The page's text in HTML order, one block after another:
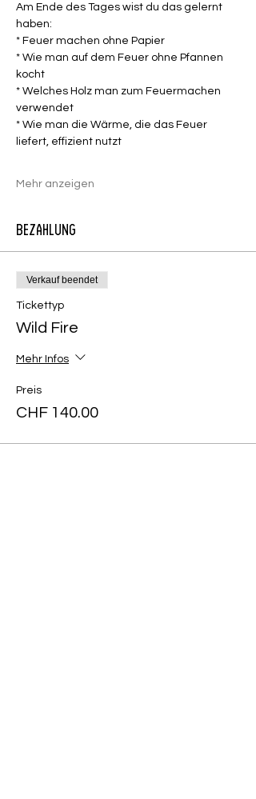
Am Ende des Tages wist du das gelernt
haben:
* Feuer machen ohne Papier
* Wie man auf dem Feuer ohne Pfannen
kocht
* Welches Holz man zum Feuermachen
verwendet
* Wie man die Wärme, die das Feuer
liefert, effizient nutzt
Mehr anzeigen
Bezahlung
Verkauf beendet
Tickettyp
Wild Fire
Mehr Infos
Preis
CHF 140.00